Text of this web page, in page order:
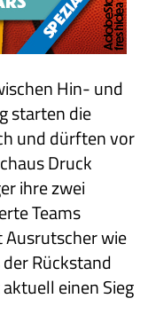
Hin- und
starten die
und dürften vor
Druck
ihre zwei
Teams
Ausrutscher wie
Rückstand
einen Sieg